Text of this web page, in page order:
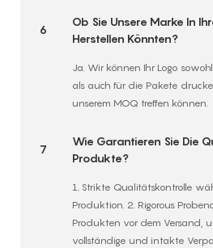
6
Ob Sie Unsere Marke In
Herstellen Könnten?
Ja. Wir können Ihr Logo
als auch für die Pakete
unserem MOQ treffen können.
7
Wie Garantieren Sie Die
Produkte?
1. Strikte Qualitätskontrolle
Produktion. 2. Rigorous
Produkten vor dem Versand,
vollständige und intakte